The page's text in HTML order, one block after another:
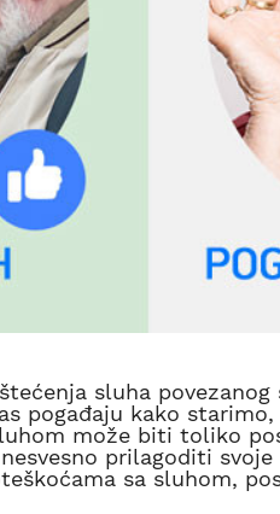
sluha povezanog
pogađaju kako
može biti toliko
prilagoditi
sa sluhom,